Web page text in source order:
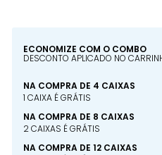
ECONOMIZE COM O COMBO
DESCONTO APLICADO NO
NA COMPRA DE 4 CAIXAS
1 CAIXA É GRÁTIS
NA COMPRA DE 8 CAIXAS
2 CAIXAS É GRÁTIS
NA COMPRA DE 12 CAIXAS